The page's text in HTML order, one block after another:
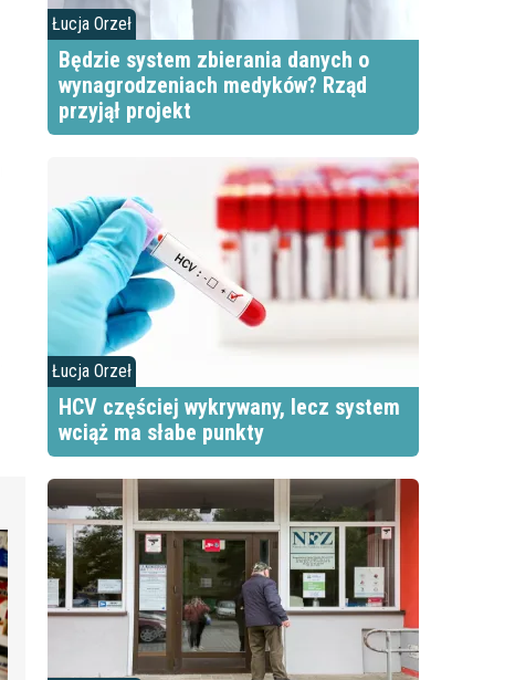
Łucja Orzeł
Będzie system zbierania danych o
wynagrodzeniach medyków? Rząd
przyjął projekt
Łucja Orzeł
HCV częściej wykrywany, lecz system
wciąż ma słabe punkty